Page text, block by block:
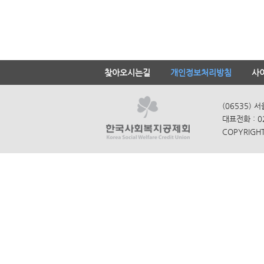
찾아오시는길 개인정보처리방침 사
(06535) 서
대표전화 :